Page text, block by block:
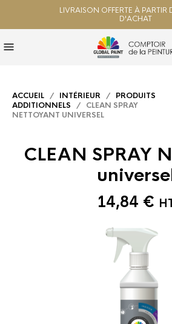
LIVRAISON OFFERTE À
D'ACHAT
ACCUEIL / INTÉRIEUR / PRODUITS
ADDITIONNELS / CLEAN SPRAY
NETTOYANT UNIVERSEL
CLEAN SPRAY
14,84 €